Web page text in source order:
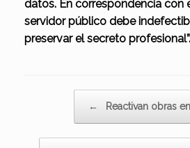
datos. En correspondencia con
servidor público debe
preservar el secreto profesional”.
← Reactivan obras